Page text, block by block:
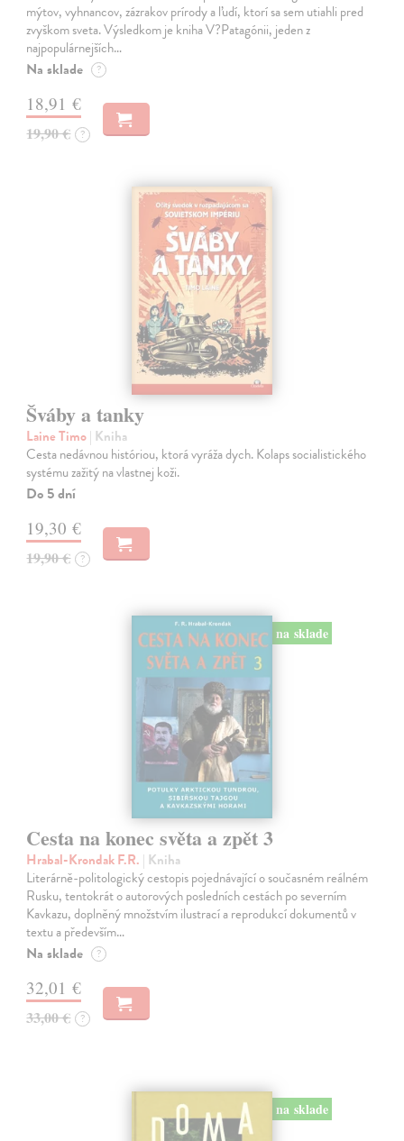
mýtov, vyhnancov, zázrakov prírody a ľudí, ktorí sa sem utiahli pred
zvyškom sveta. Výsledkom je kniha V?Patagónii, jeden z
najpopulárnejších…
Na sklade ?
18,91 €
19,90 € ?
Šváby a tanky
Laine Timo| Kniha
Cesta nedávnou históriou, ktorá vyráža dych. Kolaps socialistického
systému zažitý na vlastnej koži.
Do 5 dní
19,30 €
19,90 € ?
na sklade
Cesta na konec světa a zpět 3
Hrabal-Krondak F.R. | Kniha
Literárně-politologický cestopis pojednávající o současném reálném
Rusku, tentokrát o autorových posledních cestách po severním
Kavkazu, doplněný množstvím ilustrací a reprodukcí dokumentů v
textu a především…
Na sklade ?
32,01 €
33,00 € ?
na sklade